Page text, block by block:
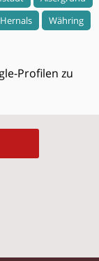
Hernals
Währing
Profilen zu